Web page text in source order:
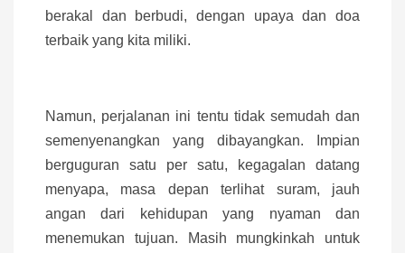
berakal dan berbudi, dengan upaya dan doa
terbaik yang kita miliki.
Namun, perjalanan ini tentu tidak semudah dan
semenyenangkan yang dibayangkan. Impian
berguguran satu per satu, kegagalan datang
menyapa, masa depan terlihat suram, jauh
angan dari kehidupan yang nyaman dan
menemukan tujuan. Masih mungkinkah untuk